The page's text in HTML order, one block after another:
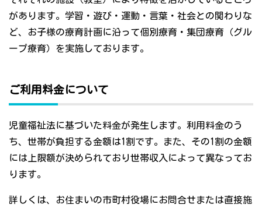
があります。学習・遊び・運動・言葉・社会との関わりな
ど、お子様の療育計画に沿って個別療育・集団療育（グル
ープ療育）を実施しております。
ご利用料金について
児童福祉法に基づいた料金が発生します。利用料金のう
ち、世帯が負担する金額は1割です。また、その1割の金額
には上限額が決められており世帯収入によって異なってお
ります。
詳しくは、お住まいの市町村役場にお問合せまたは直接施